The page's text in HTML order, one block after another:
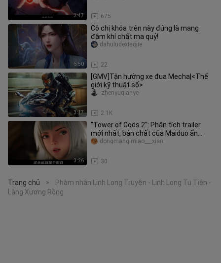
3:47 675
5:50
Cô chị khóa trên này đúng là mang
đậm khí chất ma quỷ!
22
dahuludexiaojie
3:17
[GMV]Tận hưởng xe đua Mecha|<Thế
giới kỹ thuật số>
2.1K
-zhenyuqianye-
3:26
"Tower of Gods 2": Phân tích trailer
mới nhất, bản chất của Maiduo ẩn
giấu, quái thú cấp độ vua bay
30
dongmanqimiao___xian
Trang chủ >
Phàm nhân Linh Long Truyện - Linh Long Tu Tiên -
Làng Xương Rồng